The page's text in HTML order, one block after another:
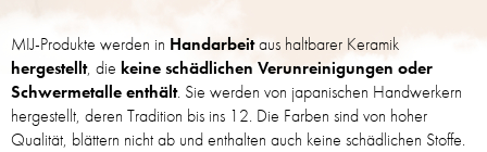
MIJ-Produkte werden in Handarbeitaus haltbarer Keramik
hergestellt, die keine schädlichen Verunreinigungen oder
Schwermetalle enthält. Sie werden von japanischen Handwerkern
hergestellt, deren Tradition bis ins 12. Die Farben sind von hoher
Qualität, blättern nicht ab und enthalten auch keine schädlichen Stoffe.